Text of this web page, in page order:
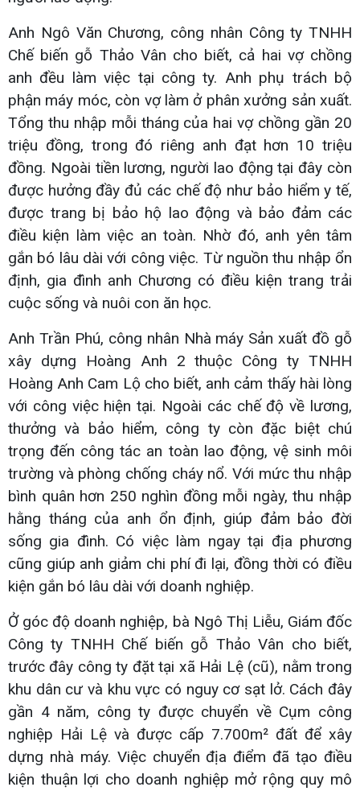
Anh Ngô Văn Chương, công nhân Công ty TNHH
Chế biến gỗ Thảo Vân cho biết, cả hai vợ chồng
anh đều làm việc tại công ty. Anh phụ trách bộ
phận máy móc, còn vợ làm ở phân xưởng sản xuất.
Tổng thu nhập mỗi tháng của hai vợ chồng gần 20
triệu đồng, trong đó riêng anh đạt hơn 10 triệu
đồng. Ngoài tiền lương, người lao động tại đây còn
được hưởng đầy đủ các chế độ như bảo hiểm y tế,
được trang bị bảo hộ lao động và bảo đảm các
điều kiện làm việc an toàn. Nhờ đó, anh yên tâm
gắn bó lâu dài với công việc. Từ nguồn thu nhập ổn
định, gia đình anh Chương có điều kiện trang trải
cuộc sống và nuôi con ăn học.
Anh Trần Phú, công nhân Nhà máy Sản xuất đồ gỗ
xây dựng Hoàng Anh 2 thuộc Công ty TNHH
Hoàng Anh Cam Lộ cho biết, anh cảm thấy hài lòng
với công việc hiện tại. Ngoài các chế độ về lương,
thưởng và bảo hiểm, công ty còn đặc biệt chú
trọng đến công tác an toàn lao động, vệ sinh môi
trường và phòng chống cháy nổ. Với mức thu nhập
bình quân hơn 250 nghìn đồng mỗi ngày, thu nhập
hằng tháng của anh ổn định, giúp đảm bảo đời
sống gia đình. Có việc làm ngay tại địa phương
cũng giúp anh giảm chi phí đi lại, đồng thời có điều
kiện gắn bó lâu dài với doanh nghiệp.
Ở góc độ doanh nghiệp, bà Ngô Thị Liễu, Giám đốc
Công ty TNHH Chế biến gỗ Thảo Vân cho biết,
trước đây công ty đặt tại xã Hải Lệ (cũ), nằm trong
khu dân cư và khu vực có nguy cơ sạt lở. Cách đây
gần 4 năm, công ty được chuyển về Cụm công
nghiệp Hải Lệ và được cấp 7.700m² đất để xây
dựng nhà máy. Việc chuyển địa điểm đã tạo điều
kiện thuận lợi cho doanh nghiệp mở rộng quy mô